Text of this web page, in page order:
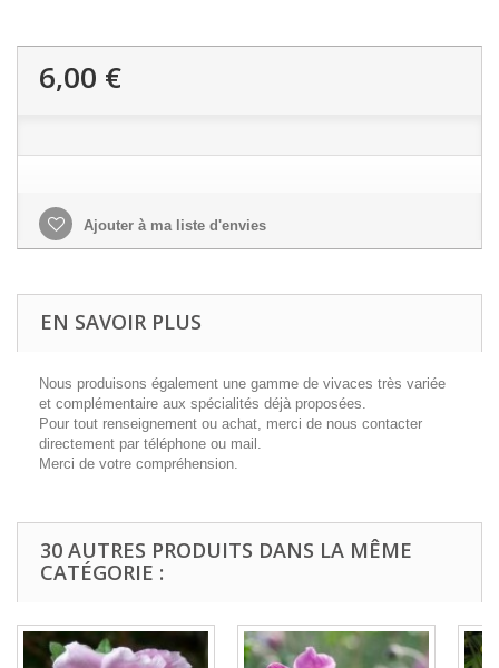
6,00 €
Ajouter à ma liste d'envies
EN SAVOIR PLUS
Nous produisons également une gamme de vivaces très variée
et complémentaire aux spécialités déjà proposées.
Pour tout renseignement ou achat, merci de nous contacter
directement par téléphone ou mail.
Merci de votre compréhension.
30 AUTRES PRODUITS DANS LA MÊME
CATÉGORIE :